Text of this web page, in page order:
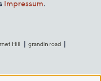
Impressum.
Hill
grandin road